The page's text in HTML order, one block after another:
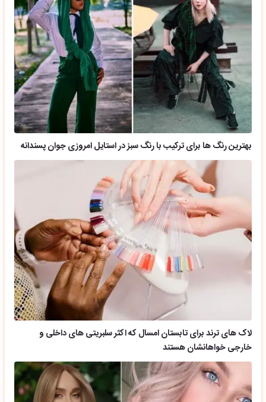
بهترین رنگ ها برای ترکیب با رنگ سبز در استایل امروزی جوان پسندانه
لاک های ترند برای تابستان امسال که اکثر سلبریتی های داخلی و
خارجی خواهانشان هستند